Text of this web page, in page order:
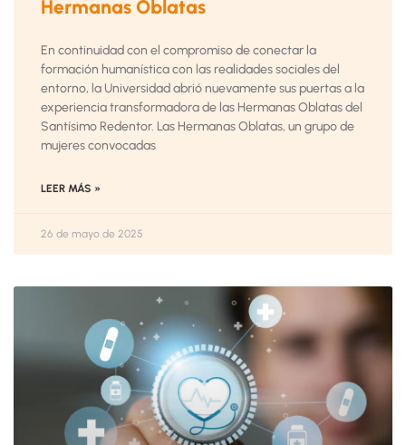
Hermanas Oblatas
En continuidad con el compromiso de conectar la
formación humanística con las realidades sociales del
entorno, la Universidad abrió nuevamente sus puertas a la
experiencia transformadora de las Hermanas Oblatas del
Santísimo Redentor. Las Hermanas Oblatas, un grupo de
mujeres convocadas
LEER MÁS »
26 de mayo de 2025